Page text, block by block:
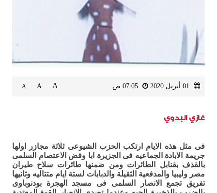
A
A
A
غازي البدوي
فى مثل هذه الايام ارتكب الحزب الشيوعى ثلاثة مجازر اولها
جريمة الابادة الجماعيه فى الجزيرة ابا وفض الاعتصام السلمى
بالقذف بقنابل الطائرات ومن ضمنها طائرات سلاح طيران
مصر وليبيا والمدفعية الثقيلة والدبابات لستة ايام متتاليه وثانيها
تفريق تجمع الانصار السلمى فى مسجد الهجرة بودنوباوى